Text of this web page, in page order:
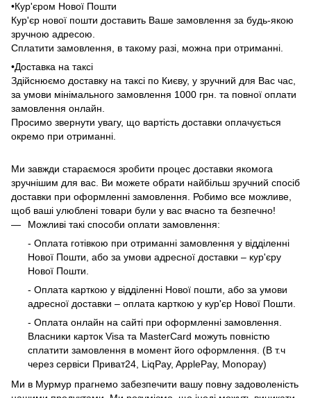
•Кур'єром Нової Пошти
Кур'єр нової пошти доставить Ваше замовлення за будь-якою
зручною адресою.
Сплатити замовлення, в такому разі, можна при отриманні.
•Доставка на таксі
Здійснюємо доставку на таксі по Києву, у зручний для Вас час,
за умови мінімального замовлення 1000 грн. та повної оплати
замовлення онлайн.
Просимо звернути увагу, що вартість доставки оплачується
окремо при отриманні.
Ми завжди стараємося зробити процес доставки якомога
зручнішим для вас. Ви можете обрати найбільш зручний спосіб
доставки при оформленні замовлення. Робимо все можливе,
щоб ваші улюблені товари були у вас вчасно та безпечно!
Можливі такі способи оплати замовлення:
- Оплата готівкою при отриманні замовлення у відділенні
Нової Пошти, або за умови адресної доставки – кур'єру
Нової Пошти.
- Оплата карткою у відділенні Нової пошти, або за умови
адресної доставки – оплата карткою у кур'єр Нової Пошти.
- Оплата онлайн на сайті при оформленні замовлення.
Власники карток Visa та MasterCard можуть повністю
сплатити замовлення в момент його оформлення. (В т.ч
через сервіси Приват24, LiqPay, ApplePay, Monopay)
Ми в Мурмур прагнемо забезпечити вашу повну задоволеність